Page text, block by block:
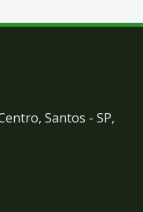
Santos - SP,